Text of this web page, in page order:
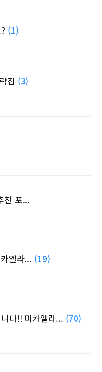
(1)
집 (3)
천 포...
엘라... (19)
다!! 미카엘라... (70)